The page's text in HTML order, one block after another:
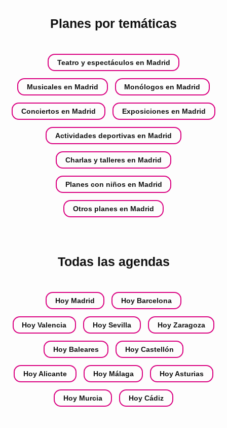
Planes por temáticas
Teatro y espectáculos en Madrid
Musicales en Madrid Monólogos en Madrid
Conciertos en Madrid Exposiciones en Madrid
Actividades deportivas en Madrid
Charlas y talleres en Madrid
Planes con niños en Madrid
Otros planes en Madrid
Todas las agendas
Hoy Madrid Hoy Barcelona
Hoy Valencia Hoy Sevilla Hoy Zaragoza
Hoy Baleares Hoy Castellón
Hoy Alicante Hoy Málaga Hoy Asturias
Hoy Murcia Hoy Cádiz